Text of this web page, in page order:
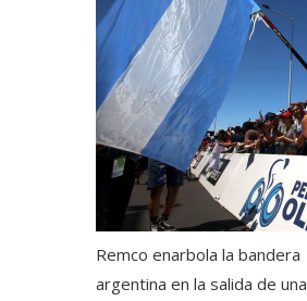
Remco enarbola la bandera
argentina en la salida de una